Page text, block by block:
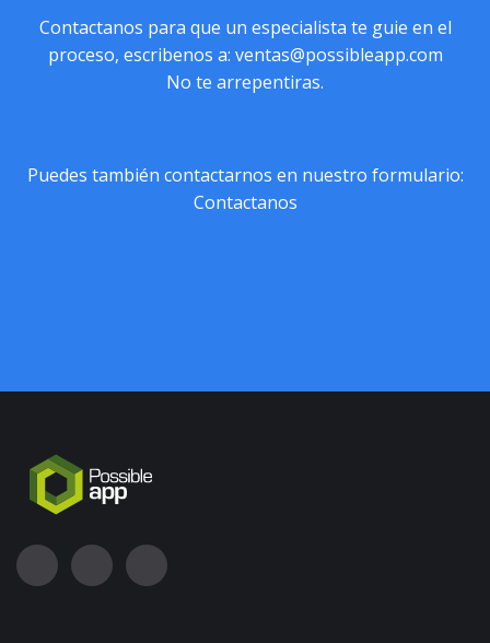
Contactanos para que un especialista te guie en el
proceso, escribenos a: ventas@possibleapp.com
No te arrepentiras.
Puedes también contactarnos en nuestro formulario:
Contactanos